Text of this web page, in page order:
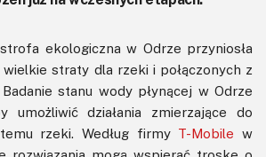
ekologiczna w Odrze przyniosła
straty dla rzeki i połączonych z
stanu wody płynącej w Odrze
umożliwić działania zmierzające do
rzeki. Według firmy T-Mobile w